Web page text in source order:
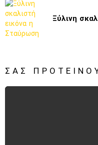
Ξύλινη
ΣΑΣ